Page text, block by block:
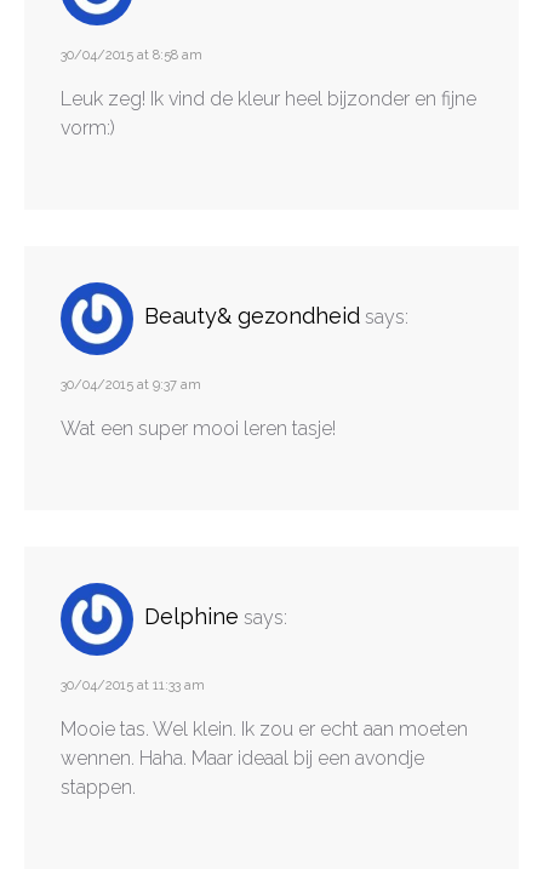
30/04/2015 at 8:58 am
Leuk zeg! Ik vind de kleur heel bijzonder en fijne
vorm:)
Beauty& gezondheid says:
30/04/2015 at 9:37 am
Wat een super mooi leren tasje!
Delphine says:
30/04/2015 at 11:33 am
Mooie tas. Wel klein. Ik zou er echt aan moeten
wennen. Haha. Maar ideaal bij een avondje
stappen.